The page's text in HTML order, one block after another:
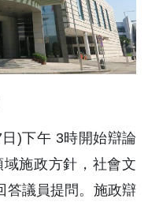
)下午 3時開始辯論
施政方針，社會文
答議員提問。施政辯